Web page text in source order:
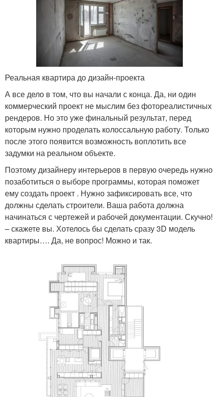
Реальная квартира до дизайн-проекта
А все дело в том, что вы начали с конца. Да, ни один
коммерческий проект не мыслим без фотореалистичных
рендеров. Но это уже финальный результат, перед
которым нужно проделать колоссальную работу. Только
после этого появится возможность воплотить все
задумки на реальном объекте.
Поэтому дизайнеру интерьеров в первую очередь нужно
позаботиться о выборе программы, которая поможет
ему создать проект . Нужно зафиксировать все, что
должны сделать строители. Ваша работа должна
начинаться с чертежей и рабочей документации. Скучно!
– скажете вы. Хотелось бы сделать сразу 3D модель
квартиры…. Да, не вопрос! Можно и так.